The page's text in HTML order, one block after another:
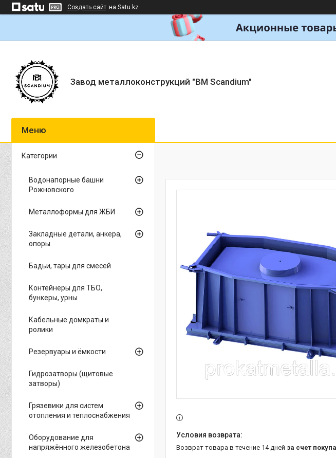
Создать сайт на Satu.kz
Завод металлоконструкций "BM Scandium"
возврат товара в течение 14 дней за счет
Категории
Водонапорные башни
Рожновского
Металлоформы для ЖБИ
Закладные детали, анкера,
опоры
Бадьи, тары для смесей
Контейнеры для ТБО,
бункеры, урны
Кабельные домкраты и
ролики
Резервуары и ёмкости
Гидрозатворы (щитовые
затворы)
Грязевики для систем
отопления и теплоснабжения
Оборудование для
напряжённого железобетона